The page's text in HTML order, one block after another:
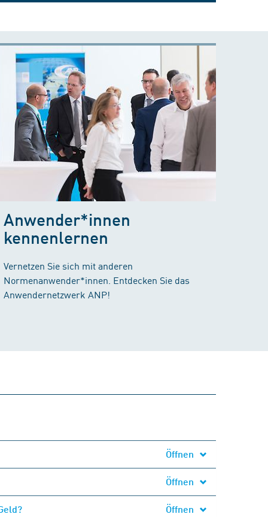
Anwender*innen
kennenlernen
Vernetzen Sie sich mit anderen
Normenanwender*innen. Entdecken Sie das
Anwendernetzwerk ANP!
Öffnen
Öffnen
Öffnen